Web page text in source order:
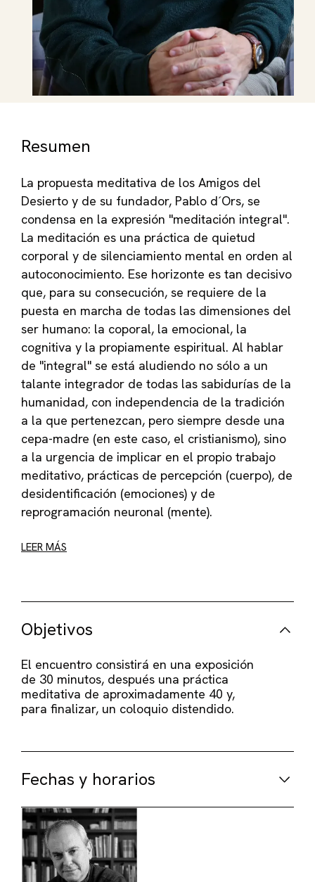
Resumen
La propuesta meditativa de los Amigos del
Desierto y de su fundador, Pablo d´Ors, se
condensa en la expresión "meditación integral".
La meditación es una práctica de quietud
corporal y de silenciamiento mental en orden al
autoconocimiento. Ese horizonte es tan decisivo
que, para su consecución, se requiere de la
puesta en marcha de todas las dimensiones del
ser humano: la coporal, la emocional, la
cognitiva y la propiamente espiritual. Al hablar
de "integral" se está aludiendo no sólo a un
talante integrador de todas las sabidurías de la
humanidad, con independencia de la tradición
a la que pertenezcan, pero siempre desde una
cepa-madre (en este caso, el cristianismo), sino
a la urgencia de implicar en el propio trabajo
meditativo, prácticas de percepción (cuerpo), de
desidentificación (emociones) y de
reprogramación neuronal (mente).
LEER MÁS
Objetivos
El encuentro consistirá en una exposición
de 30 minutos, después una práctica
meditativa de aproximadamente 40 y,
para finalizar, un coloquio distendido.
Fechas y horarios